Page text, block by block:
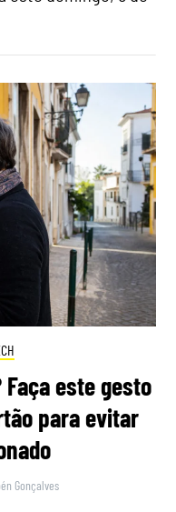
este gesto
para evitar
Gonçalves